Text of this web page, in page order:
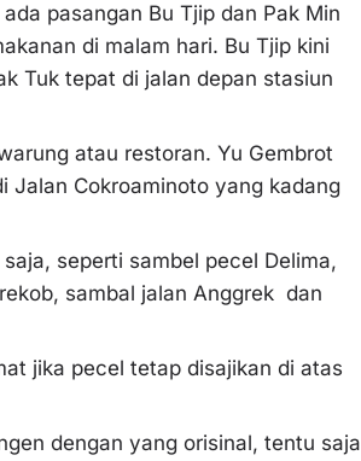
pasangan Bu Tjip dan Pak Min
di malam hari. Bu Tjip kini
Tuk tepat di jalan depan stasiun
atau restoran. Yu Gembrot
Jalan Cokroaminoto yang kadang
seperti sambel pecel Delima,
sambal jalan Anggrek dan
jika pecel tetap disajikan di atas
dengan yang orisinal, tentu saja